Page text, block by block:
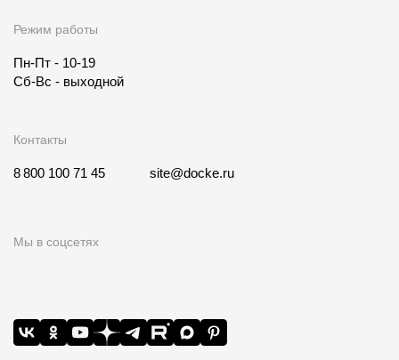
Режим работы
Пн-Пт - 10-19
Сб-Вс - выходной
Контакты
8 800 100 71 45 site@docke.ru
Мы в соцсетях